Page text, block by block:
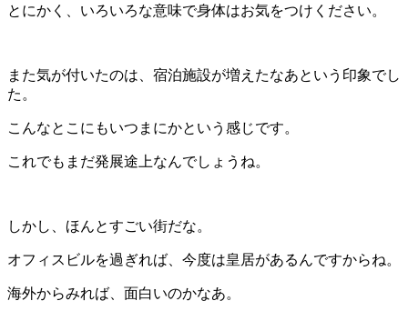
とにかく、いろいろな意味で身体はお気をつけください。
また気が付いたのは、宿泊施設が増えたなあという印象でし
た。
こんなとこにもいつまにかという感じです。
これでもまだ発展途上なんでしょうね。
しかし、ほんとすごい街だな。
オフィスビルを過ぎれば、今度は皇居があるんですからね。
海外からみれば、面白いのかなあ。